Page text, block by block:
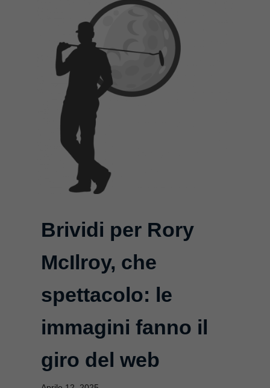
Brividi per Rory
McIlroy, che
spettacolo: le
immagini fanno il
giro del web